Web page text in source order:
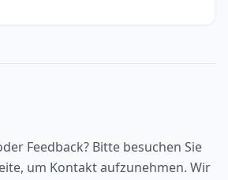
Feedback? Bitte besuchen Sie
um Kontakt aufzunehmen. Wir